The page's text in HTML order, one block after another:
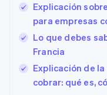
Explicación
para empresas
Lo que debes
Francia
Explicación de
cobrar: qué es,
Estados Unidos
EnglishEspañol简体
English
Finlandia
EnglishSvenska
Francia
English